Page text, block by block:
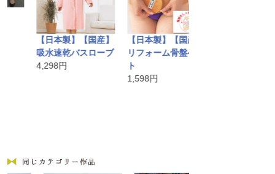
【日本製】【国産】
吸水速乾バスローブ
4,298円
【日本製】【国産】
リフォーム骨盤ベル
1,598円